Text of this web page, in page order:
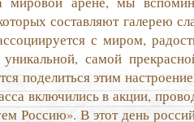
составляют галерею
с миром,
самой
поделиться этим
включились в акции,
Россию». В этот день